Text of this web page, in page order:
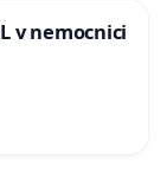
v nemocnici